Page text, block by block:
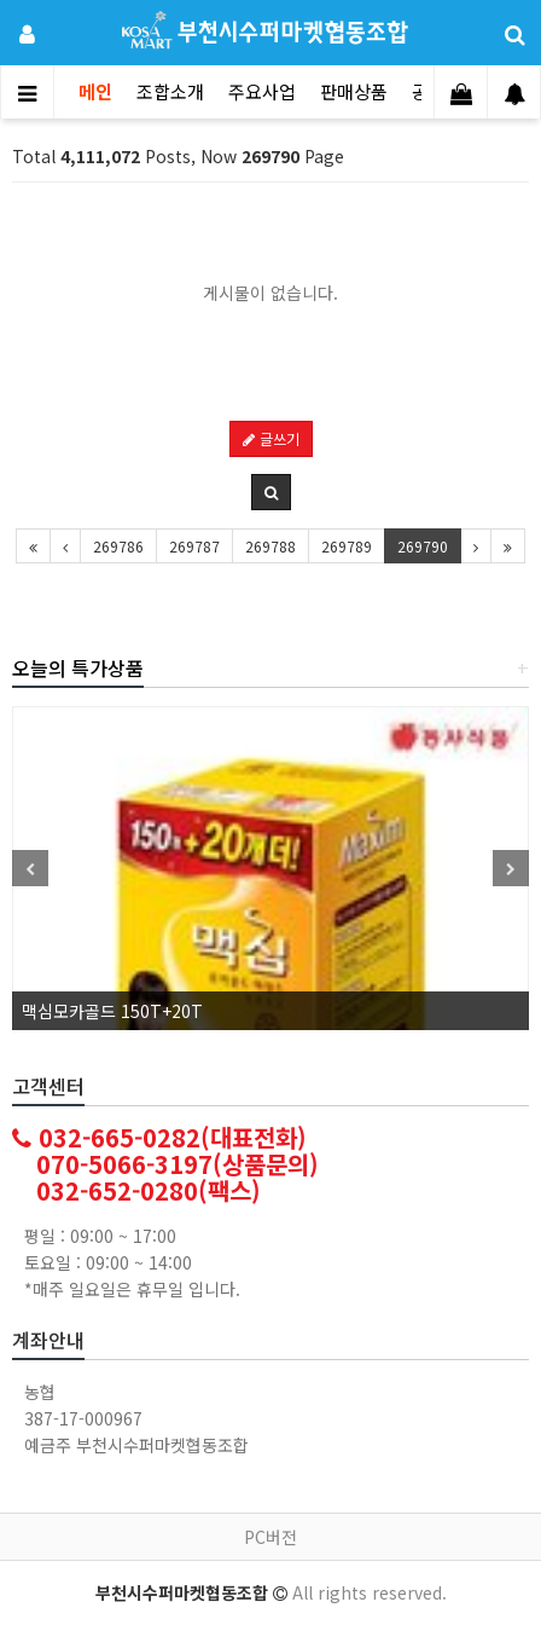
메인 조합소개 주요사업 판매상품 공지사항 문
Total 4,111,072 Posts, Now 269790 Page
게시물이 없습니다.
글쓰기
269786 269787 269788 269789 269790
+
오늘의 특가상품
맥심모카골드 150T+20T
고객센터
032-665-0282(대표전화)
070-5066-3197(상품문의)
032-652-0280(팩스)
평일 : 09:00 ~ 17:00
토요일 : 09:00 ~ 14:00
*매주 일요일은 휴무일 입니다.
계좌안내
농협
387-17-000967
예금주 부천시수퍼마켓협동조합
PC버전
부천시수퍼마켓협동조합 All rights reserved.